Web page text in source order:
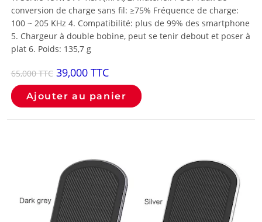
conversion de charge sans fil: ≥75% Fréquence de charge:
100 ~ 205 KHz 4. Compatibilité: plus de 99% des smartphone
5. Chargeur à double bobine, peut se tenir debout et poser à
plat 6. Poids: 135,7 g
65,000TTC 39,000 TTC
Ajouter au panier